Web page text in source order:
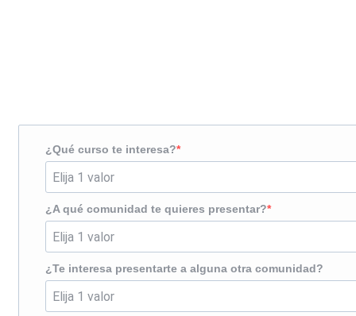
¿Qué curso te interesa?
¿A qué comunidad te quieres presentar?
¿Te interesa presentarte a alguna otra comunidad?